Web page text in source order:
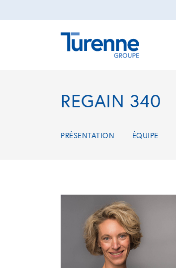
REGAIN 340
PRÉSENTATION ÉQUIPE